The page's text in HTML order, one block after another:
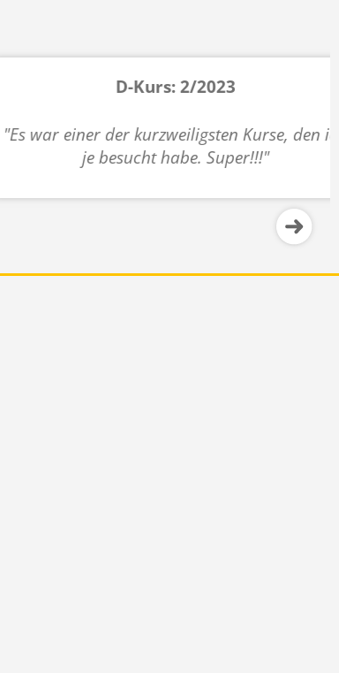
D-Kurs: 2/2023
einer der kurzweiligsten Kurse, den ich
je besucht habe. Super!!!"